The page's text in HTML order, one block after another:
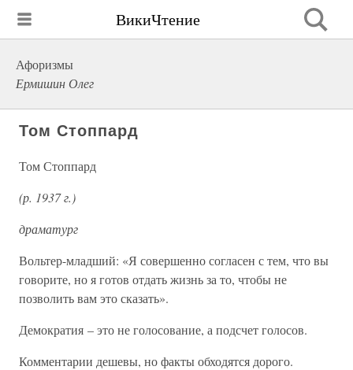
ВикиЧтение
Афоризмы
Ермишин Олег
Том Стоппард
Том Стоппард
(р. 1937 г.)
драматург
Вольтер-младший: «Я совершенно согласен с тем, что вы
говорите, но я готов отдать жизнь за то, чтобы не
позволить вам это сказать».
Демократия – это не голосование, а подсчет голосов.
Комментарии дешевы, но факты обходятся дорого.